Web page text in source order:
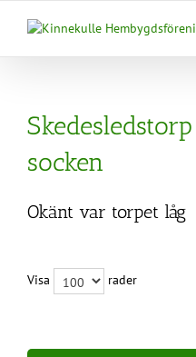
socken
Okänt var torpet låg
Visa rader